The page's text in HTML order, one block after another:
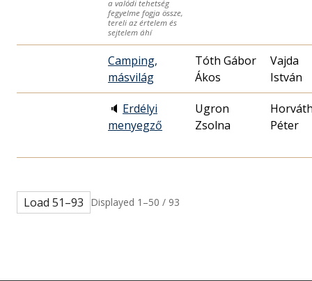
a valódi tehetség
fegyelme fogja össze,
tereli az értelem és
sejtelem áhí
Camping,
másvilág
Tóth Gábor
Ákos
Vajda
István
🔈 Erdélyi
menyegző
Ugron
Zsolna
Péter
Load 51–93 Displayed 1–50 / 93